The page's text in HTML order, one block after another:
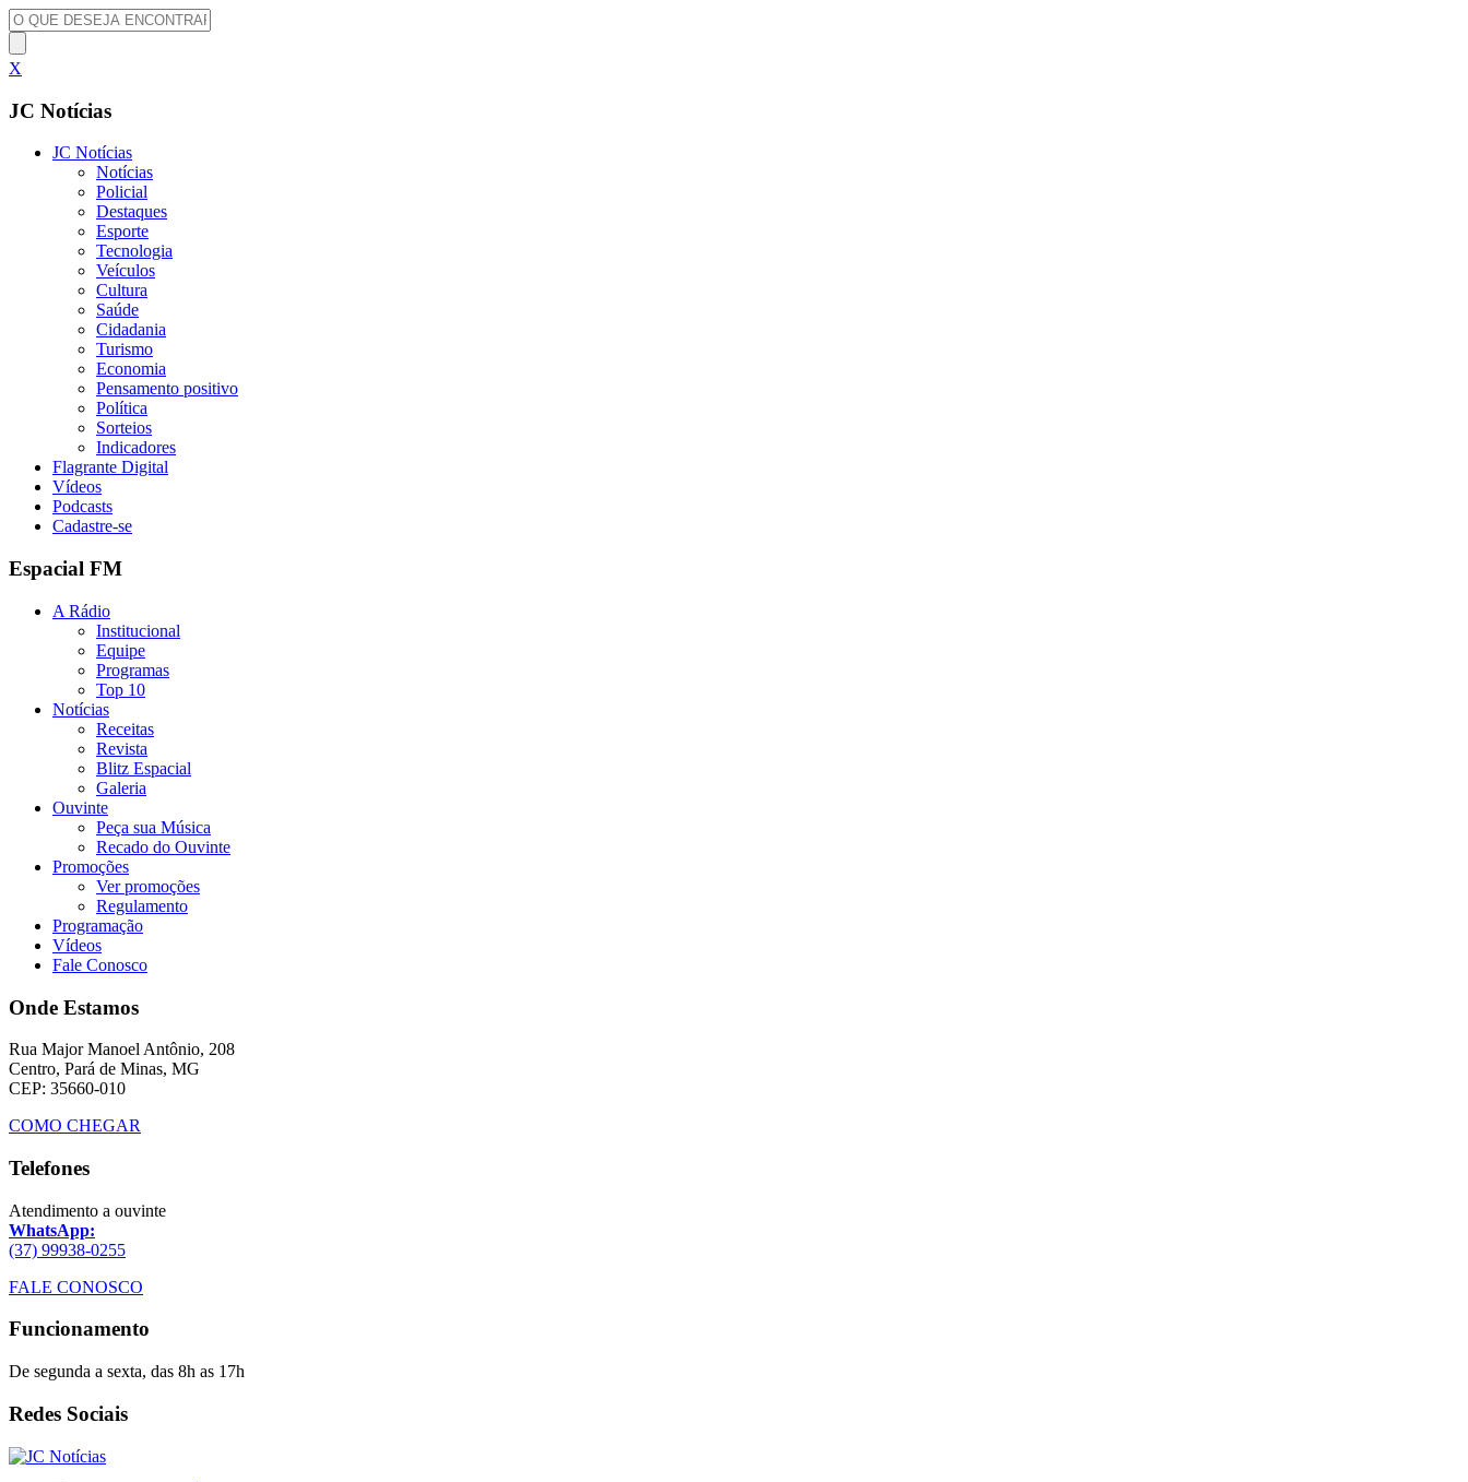
X
JC Notícias
JC Notícias
Notícias
Policial
Destaques
Esporte
Tecnologia
Veículos
Cultura
Saúde
Cidadania
Turismo
Economia
Pensamento positivo
Política
Sorteios
Indicadores
Flagrante Digital
Vídeos
Podcasts
Cadastre-se
Espacial FM
A Rádio
Institucional
Equipe
Programas
Top 10
Notícias
Receitas
Revista
Blitz Espacial
Galeria
Ouvinte
Peça sua Música
Recado do Ouvinte
Promoções
Ver promoções
Regulamento
Programação
Vídeos
Fale Conosco
Onde Estamos
Rua Major Manoel Antônio, 208
Centro, Pará de Minas, MG
CEP: 35660-010
COMO CHEGAR
Telefones
Atendimento a ouvinte
WhatsApp:
(37) 99938-0255
FALE CONOSCO
Funcionamento
De segunda a sexta, das 8h as 17h
Redes Sociais